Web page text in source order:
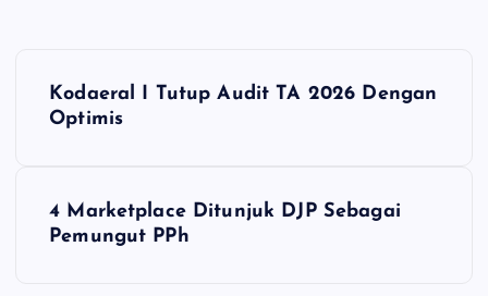
Kodaeral I Tutup Audit TA 2026 Dengan
Optimis
4 Marketplace Ditunjuk DJP Sebagai
Pemungut PPh